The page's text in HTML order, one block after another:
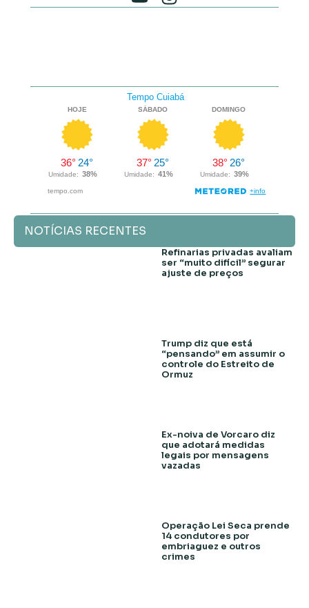
NOTÍCIAS RECENTES
Refinarias privadas avaliam
ser “muito difícil” segurar
ajuste de preços
Trump diz que está
“pensando” em assumir o
controle do Estreito de
Ormuz
Ex-noiva de Vorcaro diz
que adotará medidas
legais por mensagens
vazadas
Operação Lei Seca prende
14 condutores por
embriaguez e outros
crimes